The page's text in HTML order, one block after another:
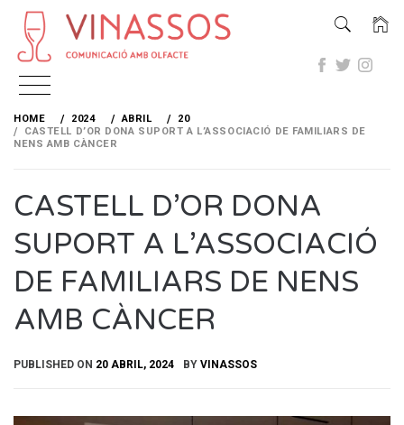
Skip
content
HOME 2024 ABRIL
20
CASTELL D’OR DONA SUPORT A L’ASSOCIACIÓ DE FAMILIARS DE
NENS AMB CÀNCER
CASTELL D’OR DONA
SUPORT A L’ASSOCIACIÓ
DE FAMILIARS DE NENS
AMB CÀNCER
PUBLISHED ON 20 ABRIL, 2024 BY VINASSOS